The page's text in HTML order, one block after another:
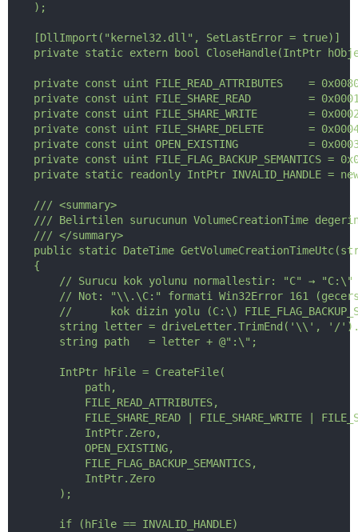
);
[DllImport("kernel32.dll", SetLastError = true)]
private static extern bool CloseHandle(IntPtr
private const uint FILE_READ_ATTRIBUTES    =
private const uint FILE_SHARE_READ         =
private const uint FILE_SHARE_WRITE        =
private const uint FILE_SHARE_DELETE       =
private const uint OPEN_EXISTING           =
private const uint FILE_FLAG_BACKUP_SEMANTICS =
private static readonly IntPtr INVALID_HANDLE =
/// <summary>
/// Belirtilen surucunun VolumeCreationTime
/// </summary>
public static DateTime
{
// Surucu kok yolunu normallestir: "C" → "C:\"
// Not: "\\.\C:" formati Win32Error 161
//      kok dizin yolu (C:\)
string letter = driveLetter.TrimEnd('\\', '/
string path   = letter + @":\";
IntPtr hFile = CreateFile(
path,
FILE_READ_ATTRIBUTES,
FILE_SHARE_READ | FILE_SHARE_WRITE |
IntPtr.Zero,
OPEN_EXISTING,
FILE_FLAG_BACKUP_SEMANTICS,
IntPtr.Zero
);
if (hFile == INVALID_HANDLE)